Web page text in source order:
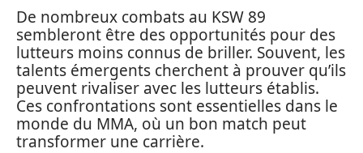
De nombreux combats au KSW 89
sembleront être des opportunités pour des
lutteurs moins connus de briller. Souvent, les
talents émergents cherchent à prouver qu’ils
peuvent rivaliser avec les lutteurs établis.
Ces confrontations sont essentielles dans le
monde du MMA, où un bon match peut
transformer une carrière.